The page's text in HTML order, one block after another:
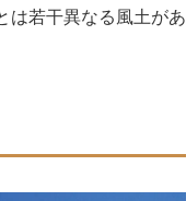
は若干異なる風土があ